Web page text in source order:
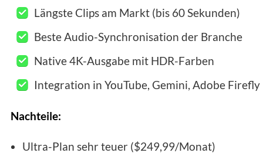
Längste Clips am Markt (bis 60 Sekunden)
Beste Audio-Synchronisation der Branche
Native 4K-Ausgabe mit HDR-Farben
Integration in YouTube, Gemini, Adobe Firefly
Nachteile:
Ultra-Plan sehr teuer ($249,99/Monat)